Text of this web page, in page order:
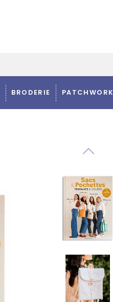
BRODERIE PATCHWORK